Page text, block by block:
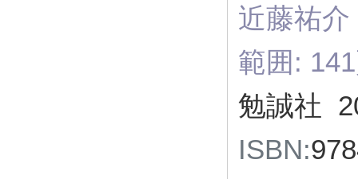
近藤祐
範囲:
勉誠社
ISBN: